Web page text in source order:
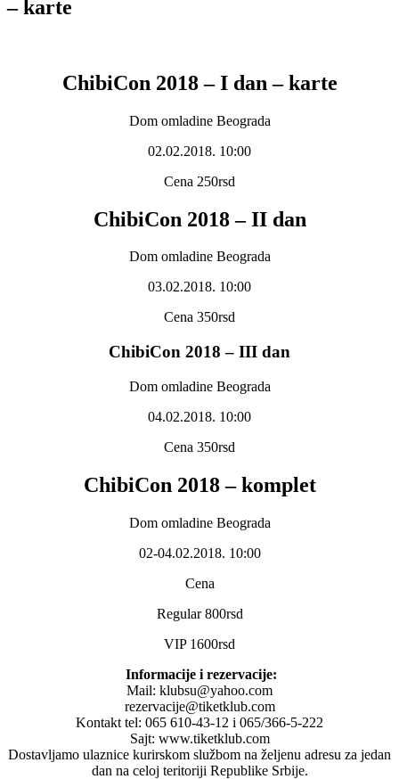
– karte
ChibiCon 2018 – I dan – karte
Dom omladine Beograda
02.02.2018. 10:00
Cena 250rsd
ChibiCon 2018 – II dan
Dom omladine Beograda
03.02.2018. 10:00
Cena 350rsd
ChibiCon 2018 – III dan
Dom omladine Beograda
04.02.2018. 10:00
Cena 350rsd
ChibiCon 2018 – komplet
Dom omladine Beograda
02-04.02.2018. 10:00
Cena
Regular 800rsd
VIP 1600rsd
Informacije i rezervacije:
Mail: klubsu@yahoo.com
rezervacije@tiketklub.com
Kontakt tel: 065 610-43-12 i 065/366-5-222
Sajt: www.tiketklub.com
Dostavljamo ulaznice kurirskom službom na željenu adresu za jedan
dan na celoj teritoriji Republike Srbije.